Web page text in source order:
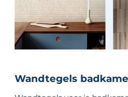
Wandtegels